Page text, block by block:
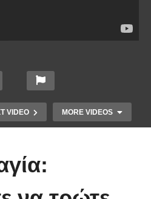
VIDEO MORE VIDEOS